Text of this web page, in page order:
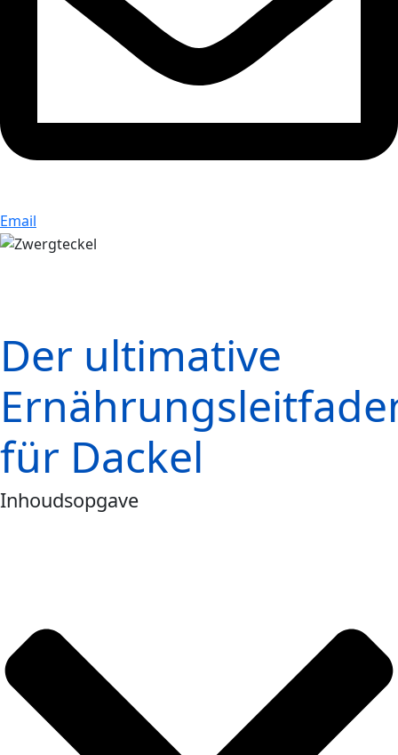
Email
Der ultimative
für Dackel
Inhoudsopgave